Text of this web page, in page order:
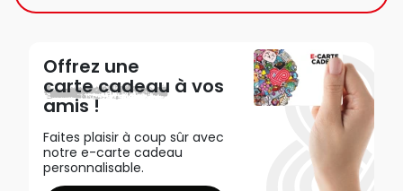
Offrez une
carte cadeau à vos
amis !
Faites plaisir à coup sûr avec
notre e-carte cadeau
personnalisable.